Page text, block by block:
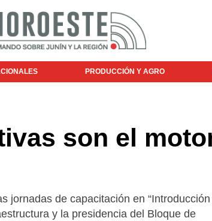
PRODUCCIÓN Y AGRO
son el
jornadas de capacitación en
y la presidencia del Bloque de